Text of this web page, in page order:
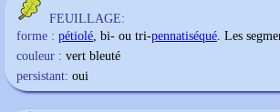
FEUILLAGE:
forme : pétiolé, bi- ou tri-pennatiséqué. Les
couleur : vert bleuté
persistant: oui